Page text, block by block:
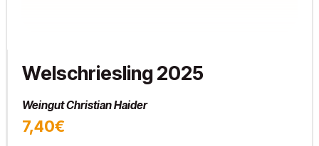
Welschriesling 2025
Weingut Christian Haider
7,40€